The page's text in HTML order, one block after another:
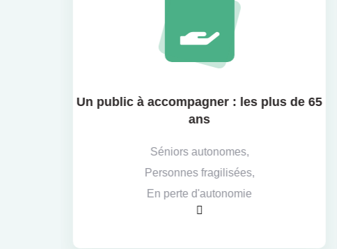
Un public à accompagner : les plus de 65
ans
Séniors autonomes,
Personnes fragilisées,
En perte d'autonomie